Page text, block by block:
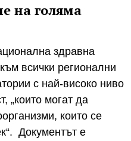
на голяма
здравна
всички регионални
с най-високо ниво
„които могат да
които се
Документът е